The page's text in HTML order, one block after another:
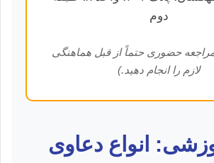
دوم
حضوری حتماً از قبل هماهنگی
لازم را انجام دهید.)
انواع دعاوی